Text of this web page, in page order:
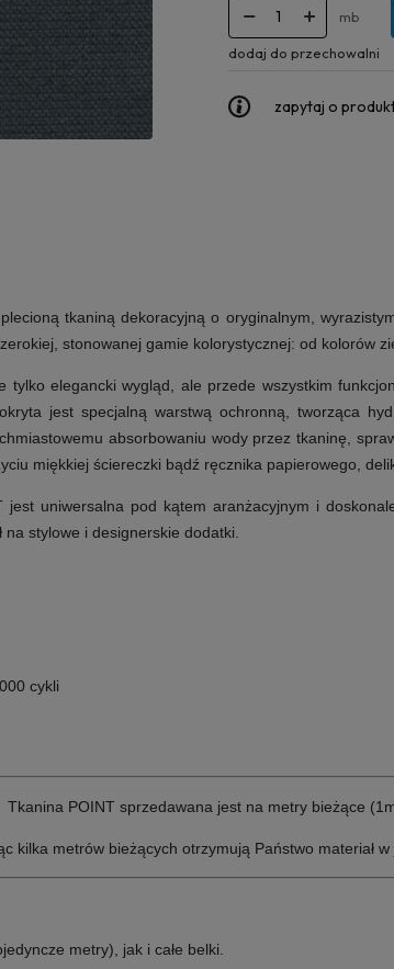
mb
dodaj do przechowalni
zapytaj o
tkaniną dekoracyjną o oryginalnym,
stonowanej gamie kolorystycznej: od kolorów
elegancki wygląd, ale przede wszystkim
jest specjalną warstwą ochronną, tworząca
absorbowaniu wody przez tkaninę,
miękkiej ściereczki bądź ręcznika papierowego,
uniwersalna pod kątem aranżacyjnym i
stylowe i designerskie dodatki.
cykli
Tkanina POINT sprzedawana jest na metry bieżące
kilka metrów bieżących otrzymują Państwo materiał w
metry), jak i całe belki.